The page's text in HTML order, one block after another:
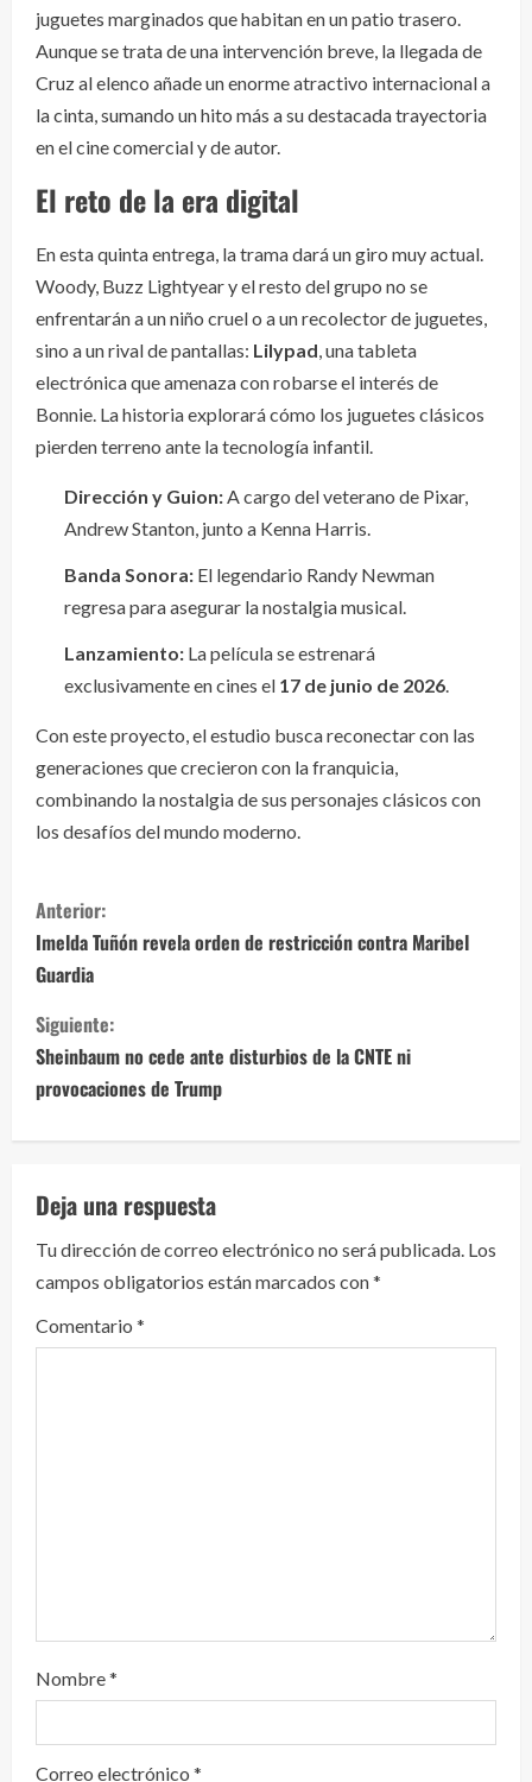
juguetes marginados que habitan en un patio trasero.
Aunque se trata de una intervención breve, la llegada de
Cruz al elenco añade un enorme atractivo internacional a
la cinta, sumando un hito más a su destacada trayectoria
en el cine comercial y de autor.
El reto de la era digital
En esta quinta entrega, la trama dará un giro muy actual.
Woody, Buzz Lightyear y el resto del grupo no se
enfrentarán a un niño cruel o a un recolector de juguetes,
sino a un rival de pantallas: Lilypad, una tableta
electrónica que amenaza con robarse el interés de
Bonnie. La historia explorará cómo los juguetes clásicos
pierden terreno ante la tecnología infantil.
Dirección y Guion:A cargo del veterano de Pixar,
Andrew Stanton, junto a Kenna Harris.
Banda Sonora: El legendario Randy Newman
regresa para asegurar la nostalgia musical.
Lanzamiento: La película se estrenará
exclusivamente en cines el 17 de junio de 2026.
Con este proyecto, el estudio busca reconectar con las
generaciones que crecieron con la franquicia,
combinando la nostalgia de sus personajes clásicos con
los desafíos del mundo moderno.
S
i
g
u
e
l
e
y
e
n
Anterior:
Imelda Tuñón revela orden de restricción contra Maribel
Guardia
Siguiente:
Sheinbaum no cede ante disturbios de la CNTE ni
provocaciones de Trump
Deja una respuesta
Tu dirección de correo electrónico no será publicada. Los
campos obligatorios están marcados con*
Comentario *
Nombre*
Correo electrónico *